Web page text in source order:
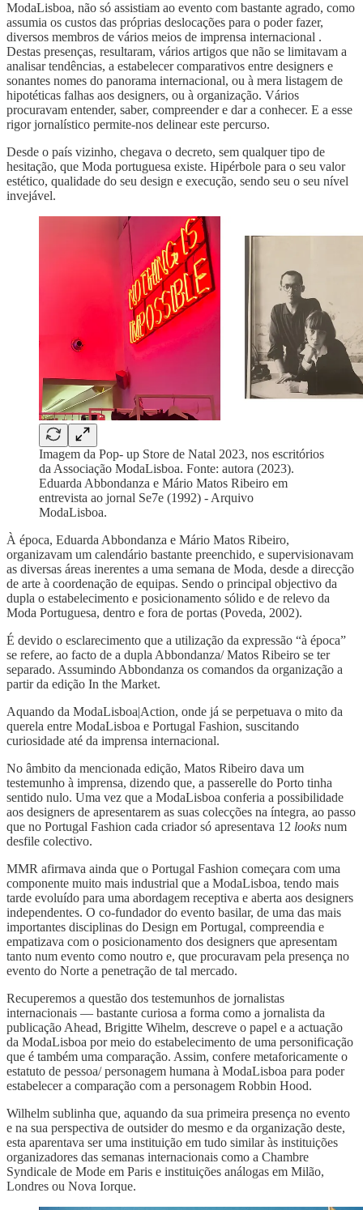
ModaLisboa, não só assistiam ao evento com bastante agrado, como
assumia os custos das próprias deslocações para o poder fazer,
diversos membros de vários meios de imprensa internacional .
Destas presenças, resultaram, vários artigos que não se limitavam a
analisar tendências, a estabelecer comparativos entre designers e
sonantes nomes do panorama internacional, ou à mera listagem de
hipotéticas falhas aos designers, ou à organização. Vários
procuravam entender, saber, compreender e dar a conhecer. E a esse
rigor jornalístico permite-nos delinear este percurso.
Desde o país vizinho, chegava o decreto, sem qualquer tipo de
hesitação, que Moda portuguesa existe. Hipérbole para o seu valor
estético, qualidade do seu design e execução, sendo seu o seu nível
invejável.
Imagem da Pop- up Store de Natal 2023, nos escritórios
da Associação ModaLisboa. Fonte: autora (2023).
Eduarda Abbondanza e Mário Matos Ribeiro em
entrevista ao jornal Se7e (1992) - Arquivo
ModaLisboa.
À época, Eduarda Abbondanza e Mário Matos Ribeiro,
organizavam um calendário bastante preenchido, e supervisionavam
as diversas áreas inerentes a uma semana de Moda, desde a direcção
de arte à coordenação de equipas. Sendo o principal objectivo da
dupla o estabelecimento e posicionamento sólido e de relevo da
Moda Portuguesa, dentro e fora de portas (Poveda, 2002).
É devido o esclarecimento que a utilização da expressão “à época”
se refere, ao facto de a dupla Abbondanza/ Matos Ribeiro se ter
separado. Assumindo Abbondanza os comandos da organização a
partir da edição In the Market.
Aquando da ModaLisboa|Action, onde já se perpetuava o mito da
querela entre ModaLisboa e Portugal Fashion, suscitando
curiosidade até da imprensa internacional.
No âmbito da mencionada edição, Matos Ribeiro dava um
testemunho à imprensa, dizendo que, a passerelle do Porto tinha
sentido nulo. Uma vez que a ModaLisboa conferia a possibilidade
aos designers de apresentarem as suas colecções na íntegra, ao passo
que no Portugal Fashion cada criador só apresentava 12 looks num
desfile colectivo.
MMR afirmava ainda que o Portugal Fashion começara com uma
componente muito mais industrial que a ModaLisboa, tendo mais
tarde evoluído para uma abordagem receptiva e aberta aos designers
independentes. O co-fundador do evento basilar, de uma das mais
importantes disciplinas do Design em Portugal, compreendia e
empatizava com o posicionamento dos designers que apresentam
tanto num evento como noutro e, que procuravam pela presença no
evento do Norte a penetração de tal mercado.
Recuperemos a questão dos testemunhos de jornalistas
internacionais — bastante curiosa a forma como a jornalista da
publicação Ahead, Brigitte Wihelm, descreve o papel e a actuação
da ModaLisboa por meio do estabelecimento de uma personificação
que é também uma comparação. Assim, confere metaforicamente o
estatuto de pessoa/ personagem humana à ModaLisboa para poder
estabelecer a comparação com a personagem Robbin Hood.
Wilhelm sublinha que, aquando da sua primeira presença no evento
e na sua perspectiva de outsider do mesmo e da organização deste,
esta aparentava ser uma instituição em tudo similar às instituições
organizadores das semanas internacionais como a Chambre
Syndicale de Mode em Paris e instituições análogas em Milão,
Londres ou Nova Iorque.